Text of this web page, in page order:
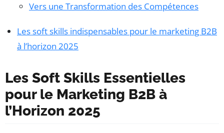
Vers une Transformation des Compétences
Les soft skills indispensables pour le marketing B2B
à l’horizon 2025
Les Soft Skills Essentielles
pour le Marketing B2B à
l’Horizon 2025